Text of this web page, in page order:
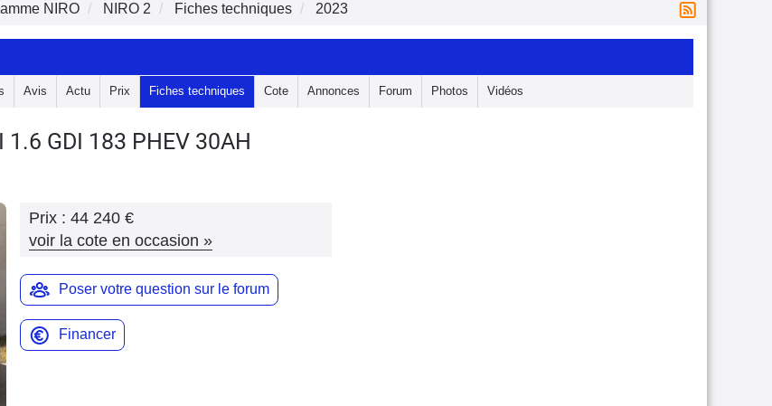
NIRO NIRO 2 Fiches techniques 2023
Avis Actu Prix Fiches techniques Cote Annonces Forum Photos Vidéos
1.6 GDI 183 PHEV 30AH
Prix : 44 240 €
voir la cote en occasion »
Poser votre question sur le forum
Financer